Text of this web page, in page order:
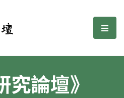
選
究論壇》